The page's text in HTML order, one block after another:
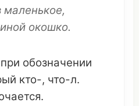
маленькое,
окошко.
при обозначении
кто-, что-л.
.